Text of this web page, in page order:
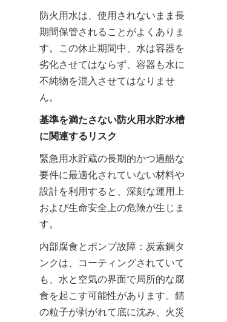
防火用水は、使用されないまま長
期間保管されることがよくありま
す。この休止期間中、水は容器を
劣化させてはならず、容器も水に
不純物を混入させてはなりませ
ん。
基準を満たさない防火用水貯水槽
に関連するリスク
緊急用水貯蔵の長期的かつ過酷な
要件に最適化されていない材料や
設計を利用すると、深刻な運用上
および生命安全上の危険が生じま
す。
内部腐食とポンプ故障：炭素鋼タ
ンクは、コーティングされていて
も、水と空気の界面で局所的な腐
食を起こす可能性があります。錆
の粒子が剥がれて底に沈み、火災